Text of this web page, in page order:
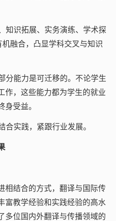
知识拓展、实务演练、学术探
机融合，凸显学科交叉与知识
分能力是可迁移的。不论学生
作，这些能力都为学生的就业
身受益。
合实践，紧跟行业发展。
相结合的方式，翻译与国际传
富教学经验和实践经验的高水
多位国内外翻译与传播领域的